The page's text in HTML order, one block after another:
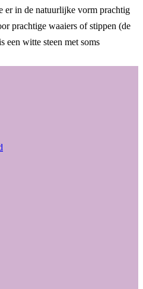
er in de natuurlijke vorm prachtig
prachtige waaiers of stippen (de
een witte steen met soms